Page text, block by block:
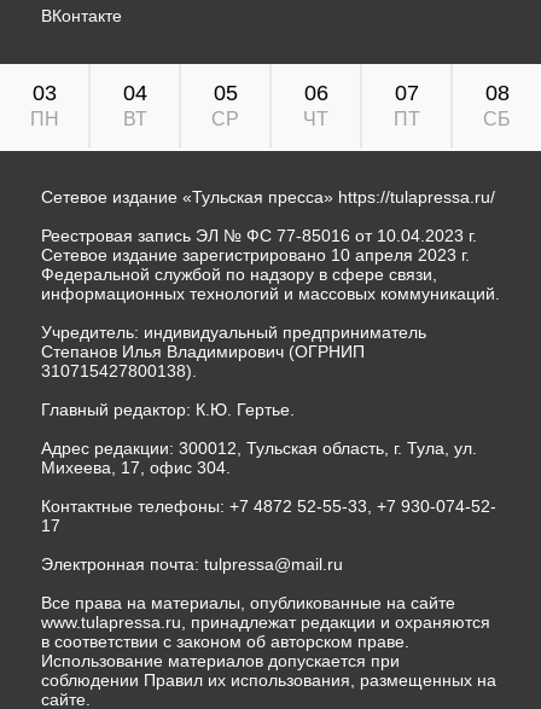
ВКонтакте
03
ПН
04
ВТ
05
СР
06
ЧТ
07
ПТ
08
СБ
Сетевое издание «Тульская пресса» https://tulapressa.ru/
Реестровая запись ЭЛ № ФС 77-85016 от 10.04.2023 г.
Сетевое издание зарегистрировано 10 апреля 2023 г.
Федеральной службой по надзору в сфере связи,
информационных технологий и массовых коммуникаций.
Учредитель: индивидуальный предприниматель
Степанов Илья Владимирович (ОГРНИП
310715427800138).
Главный редактор: К.Ю. Гертье.
Адрес редакции: 300012, Тульская область, г. Тула, ул.
Михеева, 17, офис 304.
Контактные телефоны: +7 4872 52-55-33, +7 930-074-52-
17
Электронная почта: tulpressa@mail.ru
Все права на материалы, опубликованные на сайте
www.tulapressa.ru, принадлежат редакции и охраняются
в соответствии с законом об авторском праве.
Использование материалов допускается при
соблюдении Правил их использования, размещенных на
сайте.